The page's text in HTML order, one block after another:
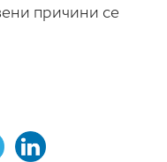
причини се